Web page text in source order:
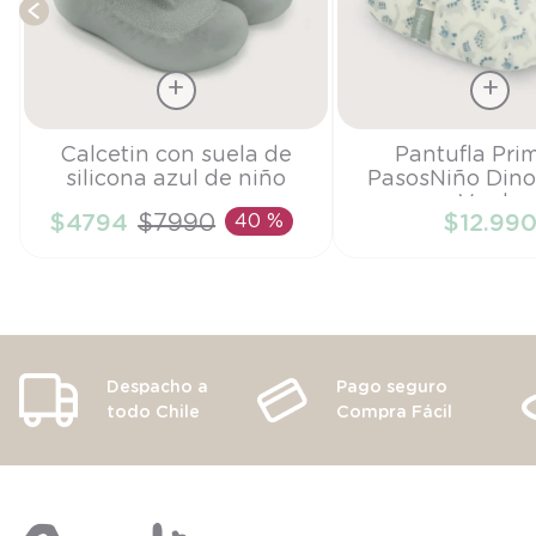
Talla
AÑADIR AL CARRITO
Calcetin con suela de
silicona azul de niño
$4794 $7990 40 %
18
AÑADIR AL
Pantufla
PasosNiño
Verde
$12.
Despacho a
todo Chile
Pago seguro
Compra Fácil